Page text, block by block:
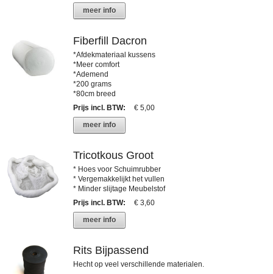
meer info
Fiberfill Dacron
*Afdekmateriaal kussens
*Meer comfort
*Ademend
*200 grams
*80cm breed
Prijs incl. BTW:
€ 5,00
meer info
Tricotkous Groot
* Hoes voor Schuimrubber
* Vergemakkelijkt het vullen
* Minder slijtage Meubelstof
Prijs incl. BTW:
€ 3,60
meer info
Rits Bijpassend
Hecht op veel verschillende materialen.